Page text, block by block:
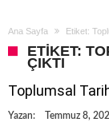
Ana Sayfa Etiket:
ETIKET:
ÇIKTI
Toplumsal
Yazan: Temmuz 8,